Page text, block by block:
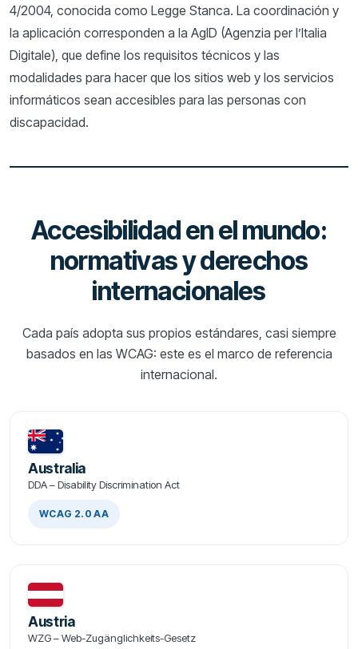
4/2004, conocida como Legge Stanca. La coordinación y
la aplicación corresponden a la AgID (Agenzia per l’Italia
Digitale), que define los requisitos técnicos y las
modalidades para hacer que los sitios web y los servicios
informáticos sean accesibles para las personas con
discapacidad.
Accesibilidad en el mundo:
normativas y derechos
internacionales
Cada país adopta sus propios estándares, casi siempre
basados en las WCAG: este es el marco de referencia
internacional.
Australia
DDA – Disability Discrimination Act
WCAG 2.0 AA
Austria
WZG – Web-Zugänglichkeits-Gesetz